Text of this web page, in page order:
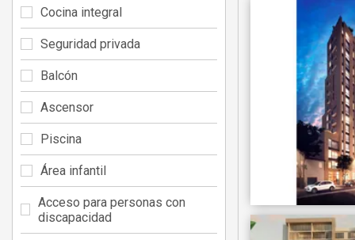
Cocina integral
Seguridad privada
Balcón
Ascensor
Piscina
Área infantil
Acceso para personas con
discapacidad